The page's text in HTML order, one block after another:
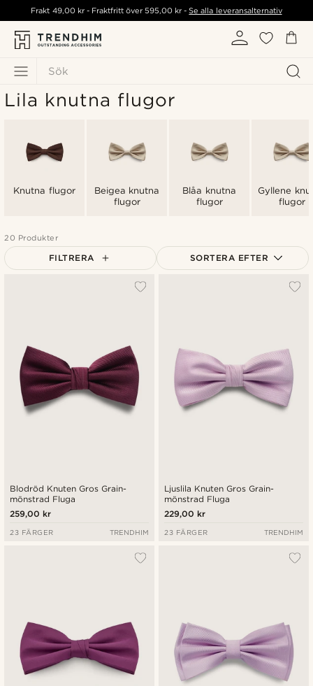
Sök
Frakt 49,00 kr- Fraktfritt över595,00 kr -Se alla leveransalternativ
Lila knutna flugor
Knutna flugor
Beigea knutna
flugor
Blåa knutna
flugor
Gyllene
flugor
20 Produkter
FILTRERA SORTERA EFTER
Blodröd Knuten Gros Grain-
mönstrad Fluga
259,00 kr
23 FÄRGER TRENDHIM
Ljuslila Knuten Gros Grain-
mönstrad Fluga
229,00 kr
23 FÄRGER TRENDHIM